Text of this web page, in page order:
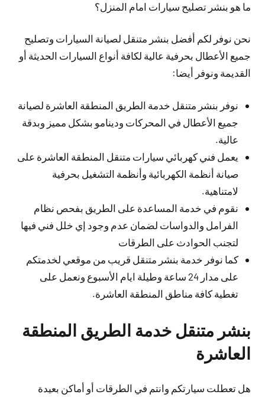
ما هو بنشر تصليح سيارات امام المنزل؟
نحن نوفر لكم أفضل بنشر متنقل لصيانة السيارات وتصليح
جميع الأعطال بحرفية عالية لكافة أنواع السيارات الحديثة أو
القديمة ونوفر أيضا:
نوفر بنشر متنقل خدمة الطريق المنطقة العاشرة لصيانة
جميع الأعطال في المحركات ودينامو بشكل مميز وبدقة
عالية.
يعمل فني كهربائي سيارات متنقل المنطقة العاشرة على
صيانة أنظمة الكهربائية وأنظمة التشغيل بحرفية
لامتناهية.
نقوم في خدمة المساعدة على الطريق بفحص نظام
الفرامل والدواسات لضمان عدم وجود إي خلل فني فيها
لتجنب الحوادث على الطرقات
كما نوفر خدمة بنشر متنقل قريب من موقعي لخدمتكم
على مدار 24 ساعة وطيلة ايام الأسبوع ونعمل على
تغطية كافة مناطق المنطقة العاشرة.
بنشر متنقل خدمة الطريق المنطقة
العاشرة
هل تعطلت سيارتكم وانتم في الطرقات أو أماكن بعيدة